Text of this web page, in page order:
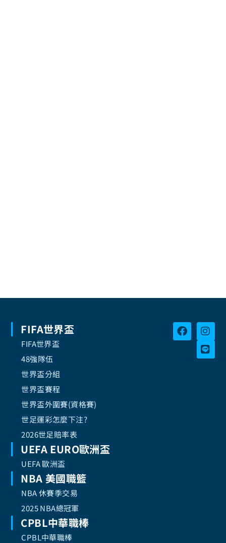
FIFA世界盃
FIFA世界盃
48強隊伍
世界盃分組
世界盃賽程
世界盃外圍賽(資格賽)
世足運彩怎麼下注?
2026世足賠率表
UEFA EURO歐洲盃
UEFA 歐洲盃
NBA 美國職籃
NBA 休賽季交易
2025 NBA總冠軍
CPBL中華職棒
CPBL中華職棒